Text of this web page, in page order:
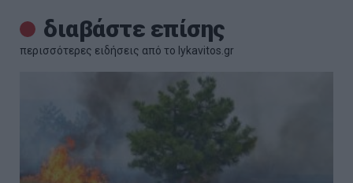
διαβάστε επίσης
περισσότερες ειδήσεις από το lykavitos.gr